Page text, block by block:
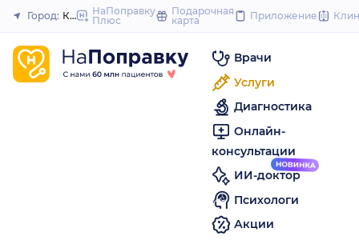
to
Закрыть
Город: КазаньНаПоправку
Плюс
Подарочная
карта
Приложение
Врачи
Услуги
Диагностика
Онлайн-
консультации
ИИ-доктор
Психологи
Акции